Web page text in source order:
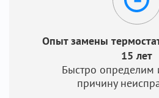
Опыт замены
15 лет
Быстро определим
причину